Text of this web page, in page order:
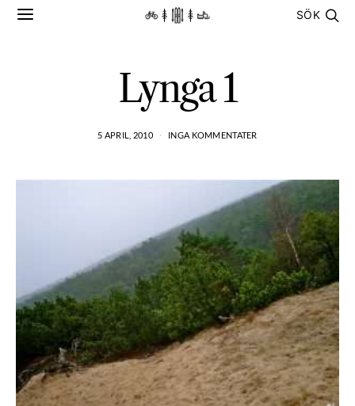
SÖK
Lynga 1
5 APRIL, 2010 INGA KOMMENTATER